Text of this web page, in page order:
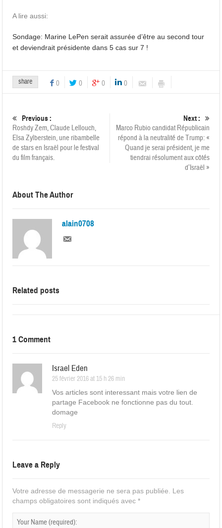
A lire aussi:
Sondage: Marine LePen serait assurée d’être au second tour
et deviendrait présidente dans 5 cas sur 7 !
share 0 0 0 0
Previous :
Roshdy Zem, Claude Lellouch,
Elsa Zylberstein, une ribambelle
de stars en Israël pour le festival
du film français.
Next :
Marco Rubio candidat Républicain
répond à la neutralité de Trump: «
Quand je serai président, je me
tiendrai résolument aux côtés
d’Israël »
About The Author
alain0708
Related posts
1 Comment
Israel Eden
25 février 2016 at 15 h 26 min
Vos articles sont interessant mais votre lien de
partage Facebook ne fonctionne pas du tout.
domage
Reply
Leave a Reply
Votre adresse de messagerie ne sera pas publiée.
Les
champs obligatoires sont indiqués avec*